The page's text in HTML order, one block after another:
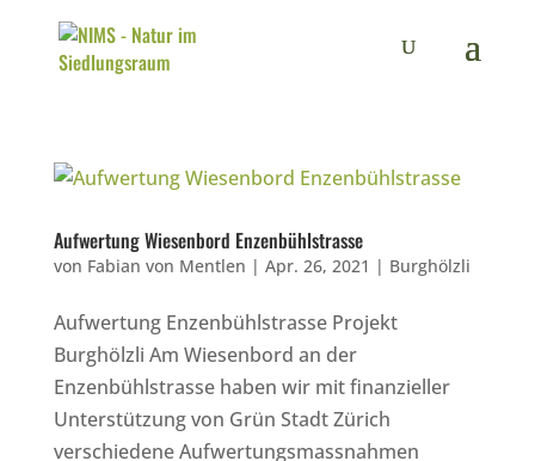
Aufwertung Wiesenbord Enzenbühlstrasse
von Fabian von Mentlen | Apr. 26, 2021 | Burghölzli
Aufwertung Enzenbühlstrasse Projekt
Burghölzli Am Wiesenbord an der
Enzenbühlstrasse haben wir mit finanzieller
Unterstützung von Grün Stadt Zürich
verschiedene Aufwertungsmassnahmen